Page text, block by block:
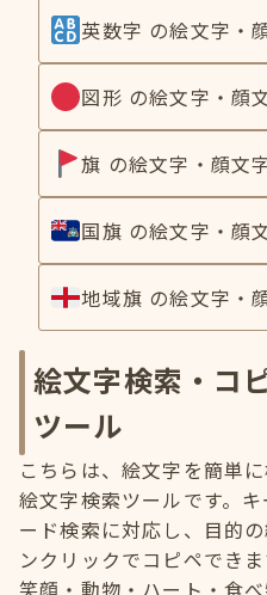
英数字 の絵文字・
図形 の絵文字・顔
旗 の絵文字・顔文
国旗 の絵文字・顔
地域旗 の絵文字・
絵文字検索・コ
ツール
こちらは、絵文字を簡単
絵文字検索ツールです。
ード検索に対応し、目的
ンクリックでコピペできま
笑顔・動物・ハート・食